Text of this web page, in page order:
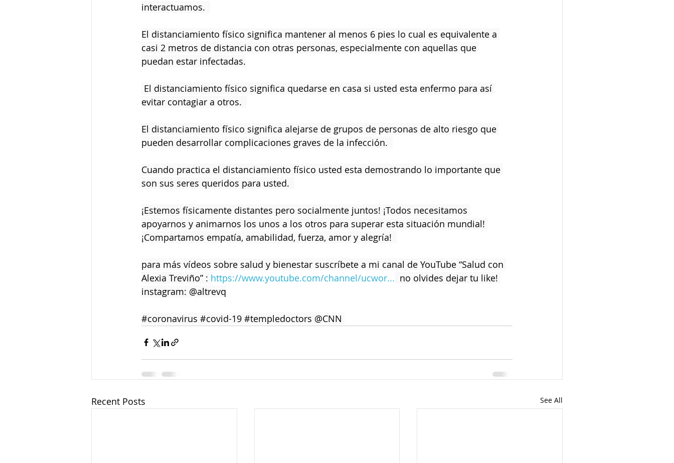
interactuamos.
El distanciamiento físico significa mantener al menos 6 pies lo cual es equivalente a
casi 2 metros de distancia con otras personas, especialmente con aquellas que
puedan estar infectadas.
evitar contagiar a otros.
El distanciamiento físico significa alejarse de grupos de personas de alto riesgo que
pueden desarrollar complicaciones graves de la infección.
Cuando practica el distanciamiento físico usted esta demostrando lo importante que
son sus seres queridos para usted.
¡Estemos físicamente distantes pero socialmente juntos! ¡Todos necesitamos
apoyarnos y animarnos los unos a los otros para superar esta situación mundial!
¡Compartamos empatía, amabilidad, fuerza, amor y alegría!
para más vídeos sobre salud y bienestar suscríbete a mi canal de YouTube “Salud con
Alexia Treviño” : https://www.youtube.com/channel/ucwor...
  no olvides dejar tu like!
instagram: @altrevq
#coronavirus #covid-19 #templedoctors @CNN
Recent Posts See All